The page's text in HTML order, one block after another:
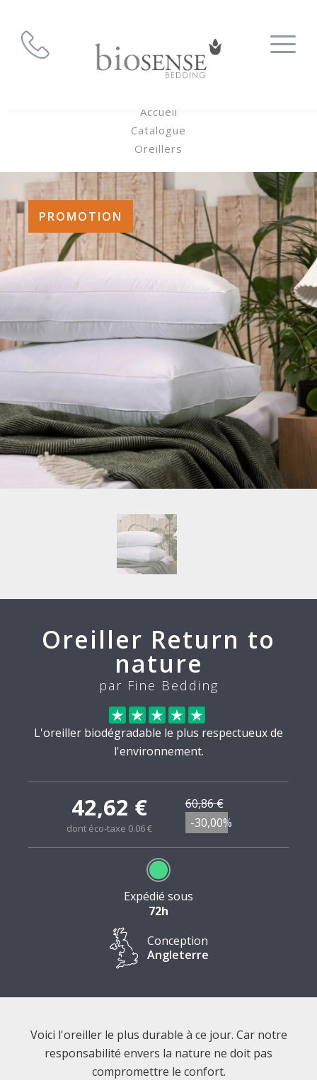
Accueil
Catalogue
Oreillers
PROMOTION
Oreiller Return to
nature
par Fine Bedding
L'oreiller biodégradable le plus respectueux de
l'environnement.
42,62 €
dont éco-taxe 0.06 €
60,86 €
-30,00%
Expédié sous
72h
Conception
Angleterre
Voici l'oreiller le plus durable à ce jour. Car notre
responsabilité envers la nature ne doit pas
compromettre le confort.